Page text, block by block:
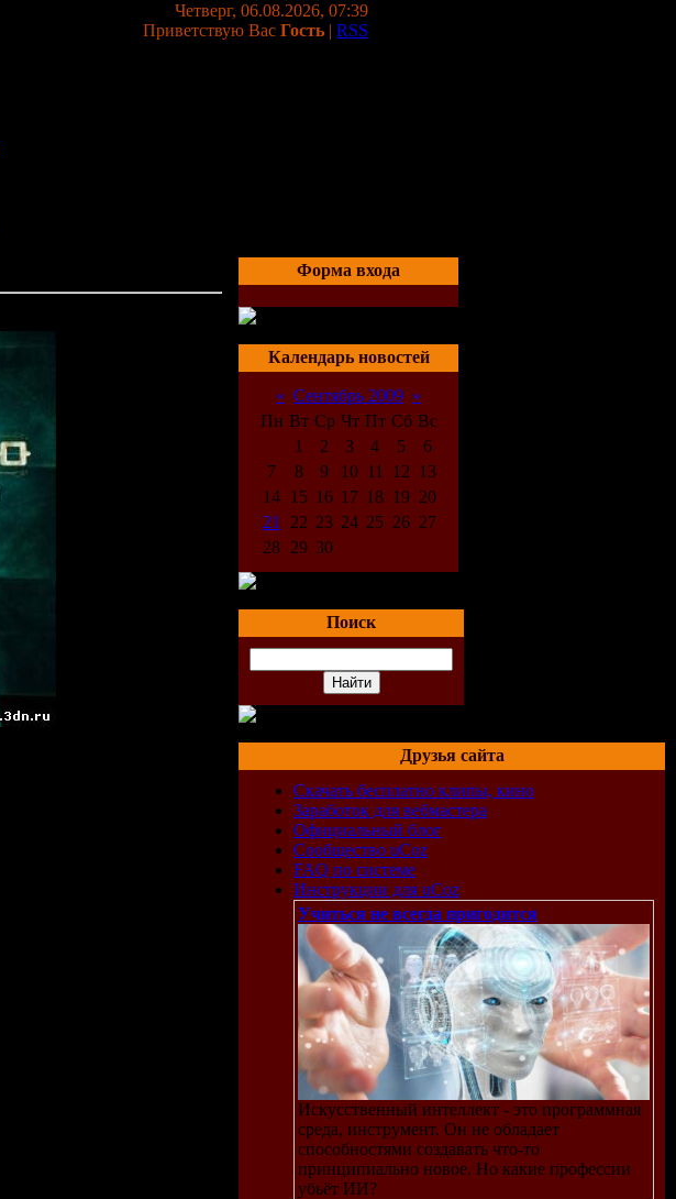
Четверг, 06.08.2026, 07:39
Приветствую Вас Гость | RSS
Форма входа
Календарь новостей
« Сентябрь 2009 »
Пн Вт Ср Чт Пт Сб Вс
1
2 3 4 5
6
7
8 9 10 11 12
13
14
15 16 17 18 19 20
21
22 23 24 25 26 27
28 29 30
Поиск
Друзья сайта
Скачать бесплатно клипы, кино
Заработок для вебмастера
Официальный блог
Сообщество uCoz
FAQ по системе
Инструкции для uCoz
Учиться не всегда пригодится
Искусственный интеллект - это программная
среда, инструмент. Он не обладает
способностями создавать что-то
принципиально новое. Но какие профессии
убьёт ИИ?